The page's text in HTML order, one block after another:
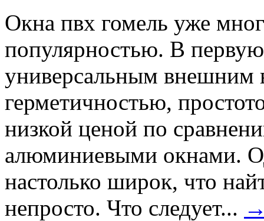
Окна пвх гомель уже
популярностью. В первую
универсальным внешним
герметичностью,
низкой ценой по
алюминиевыми окнами.
настолько широк, что
непросто. Что следует...